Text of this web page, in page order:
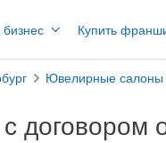
бизнес Купить
Ювелирные салоны
договором